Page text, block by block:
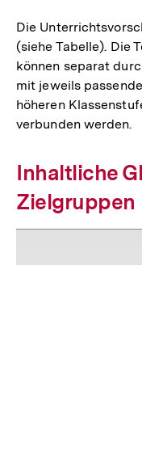
Die
(siehe Tabelle). Die
können separat
mit jeweils
höheren
verbunden werden.
Inhaltliche
Zielgruppen